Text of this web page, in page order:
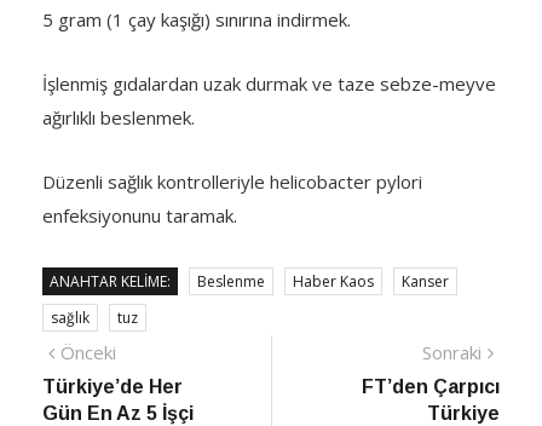
5 gram (1 çay kaşığı) sınırına indirmek.
İşlenmiş gıdalardan uzak durmak ve taze sebze-meyve
ağırlıklı beslenmek.
Düzenli sağlık kontrolleriyle helicobacter pylori
enfeksiyonunu taramak.
ANAHTAR KELIME: Beslenme Haber Kaos
Kanser
sağlık
tuz
Yazı
gezinmesi
Önceki
haber
Türkiye’de Her
Gün En Az 5 İşçi
Sonraki
FT’den Çarpıcı
Türkiye